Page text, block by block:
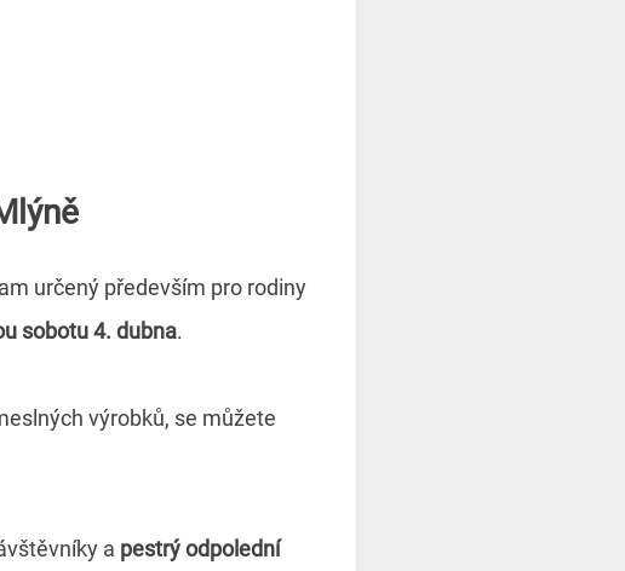
určený především pro rodiny
sobotu 4. dubna.
výrobků, se můžete
a pestrý odpolední